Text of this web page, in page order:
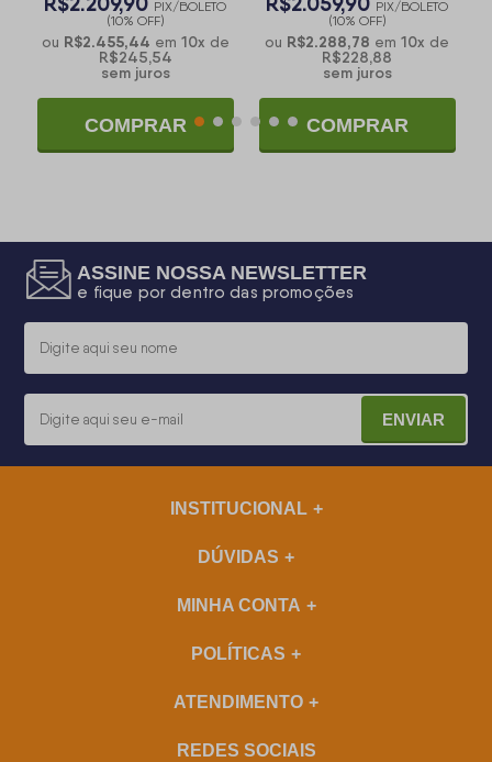
PIX/BOLETO
(10% OFF)
ou R$2.455,44 em 10x de
R$245,54
sem juros
COMPRAR
PIX/BOLETO
(10% OFF)
ou R$2.288,78 em10x de
R$228,88
sem juros
COMPRAR
ASSINE NOSSA NEWSLETTER
e fique por dentro das promoções
ENVIAR
INSTITUCIONAL
DÚVIDAS
MINHA CONTA
POLÍTICAS
ATENDIMENTO
REDES SOCIAIS